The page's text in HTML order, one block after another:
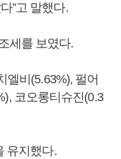
”고 말했다.
세를 보였다.
엘비(5.63%), 펄어
코오롱티슈진(0.3
유지했다.